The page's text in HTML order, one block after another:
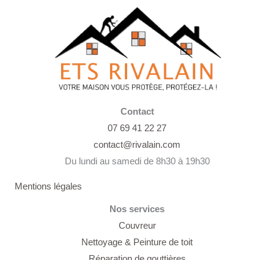
Contact
07 69 41 22 27
contact@rivalain.com
Du lundi au samedi de 8h30 à 19h30
Mentions légales
Nos services
Couvreur
Nettoyage & Peinture de toit